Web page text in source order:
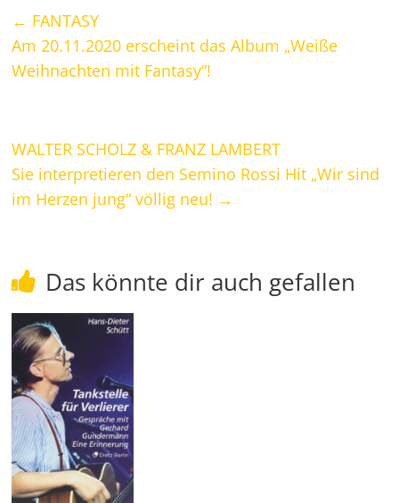
← FANTASY
Am 20.11.2020 erscheint das Album „Weiße
Weihnachten mit Fantasy“!
WALTER SCHOLZ & FRANZ LAMBERT
Sie interpretieren den Semino Rossi Hit „Wir sind
im Herzen jung“ völlig neu! →
Das könnte dir auch gefallen